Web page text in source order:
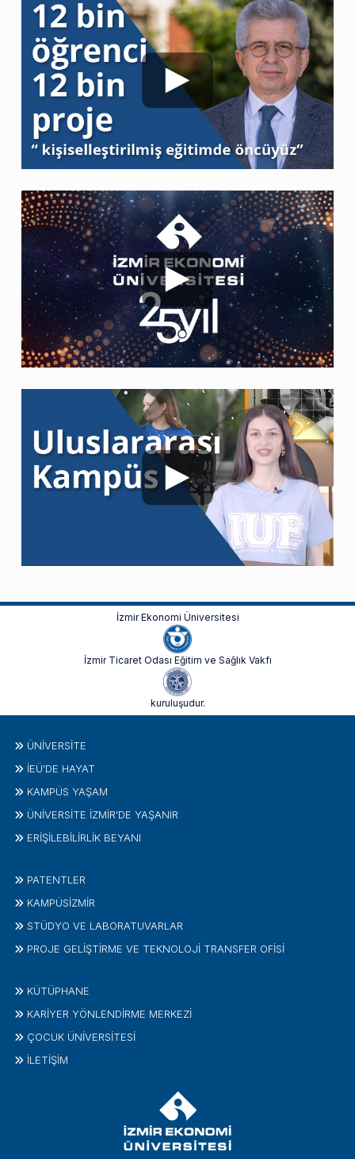
İzmir Ekonomi Üniversitesi
İzmir Ticaret Odası Eğitim ve Sağlık Vakfı
kuruluşudur.
ÜNIVERSITE
İEÜ'DE HAYAT
KAMPÜS YAŞAM
ÜNİVERSİTE İZMİR'DE YAŞANIR
ERİŞİLEBİLİRLİK BEYANI
PATENTLER
KAMPÜSİZMIR
STÜDYO VE LABORATUVARLAR
PROJE GELIŞTIRME VE TEKNOLOJI TRANSFER OFISI
KÜTÜPHANE
KARİYER YÖNLENDİRME MERKEZİ
ÇOCUK ÜNIVERSITESI
İLETIŞIM